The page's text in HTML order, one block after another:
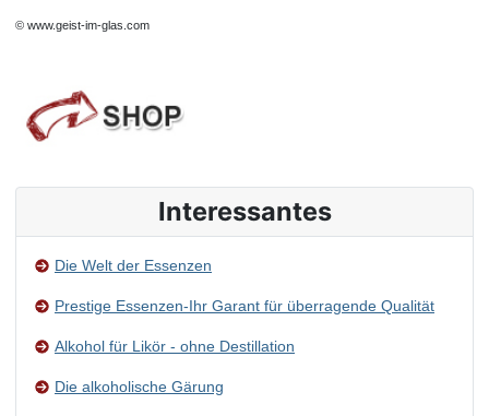
© www.geist-im-glas.com
Interessantes
Die Welt der Essenzen
Prestige Essenzen-Ihr Garant für überragende Qualität
Alkohol für Likör - ohne Destillation
Die alkoholische Gärung